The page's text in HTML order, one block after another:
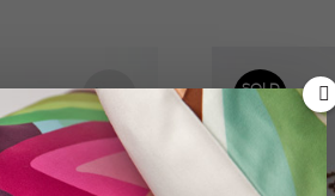
40.0
0€
SOLD
OUT